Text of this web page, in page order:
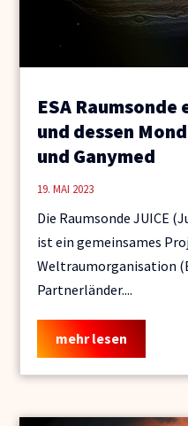
ESA
und dessen
und Ganymed
19. MAI 2023
Die Raumsonde JUICE
ist ein gemeinsames
Weltraumorganisation
Partnerländer....
mehr lesen